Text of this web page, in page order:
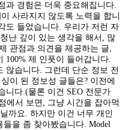
과 경험은 더욱 중요해집니다.
사라지지 않도록 노력을 합니
도 들었습니다. 우리가 저런 자
난 깊이 있는 생각을 해서, 많
관점과 의견을 제공하는 글,
100% 제 인풋이 들어갑니다.
않습니다. 그런데 단순 정보 전
이 된 정보성 글들은? 이전에
니다.(물론 이건 SEO 전문가
에서 보면, 그냥 시간을 잡아먹
까요. 하지만 이건 너무 개인
을 좀 찾아봤습니다. Model